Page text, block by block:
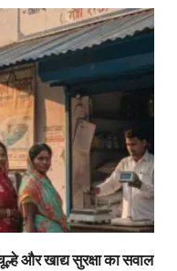
और खाद्य सुरक्षा का सवाल